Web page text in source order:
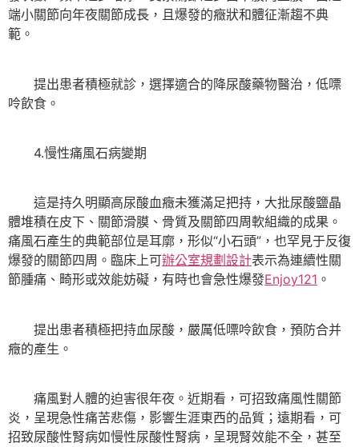
端小關節向年夜關節成長，且爆發的癥狀和體征漸趨不典
範。
提出患者積極就診，選擇適合的降尿酸藥物醫治，低嘌
呤飲食。
4.慢性痛風石病變期
這是持久明顯高尿酸血癥未獲滿足把持，大批尿酸鹽晶
體堆積在皮下、關節滑膜、骨質及關節四周軟組織的成果。
痛風石產生的典範部位是耳廓，形似“小石頭”，也罕見于反復
爆發的關節四周。臨床上可辦公室規劃設計表示為連續性關
節腫痛、畸形或效能妨礙，有時也會急性爆發Enjoy121 。
提出患者積極把持血尿酸，嚴厲低嘌呤飲食，預防合并
癥的產生。
痛風對人體的迫害很年夜。近期看，可招致痛風性關節
炎，呈現急性痛苦悲傷，影響生涯東西的品質；遠期看，可
招致尿酸性腎病如慢性尿酸性腎病，呈現腎效能不全，甚至